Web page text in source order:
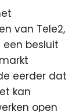
van Tele2,
een besluit
eerder dat
kan
open